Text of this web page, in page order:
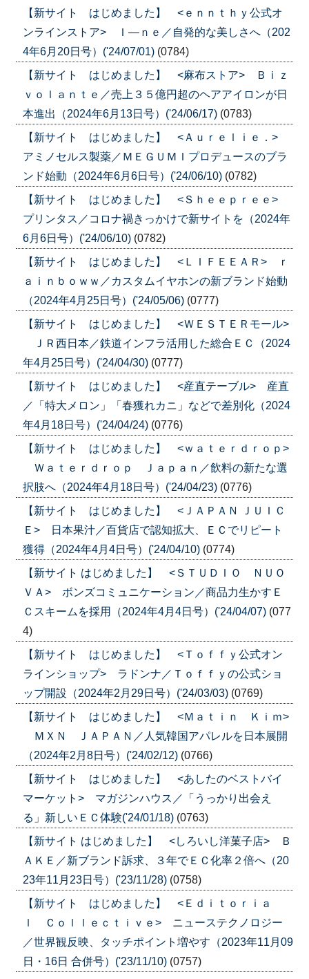
【新サイト はじめました】 <ｅｎｎｔｈｙ公式オ
ンラインストア> Ｉ―ｎｅ／自発的な美しさへ（202
4年6月20日号）('24/07/01) (0784)
【新サイト はじめました】 <麻布ストア> Ｂｉｚ
ｖｏｌａｎｔｅ／売上３５億円超のヘアアイロンが日
本進出（2024年6月13日号）('24/06/17) (0783)
【新サイト はじめました】 <Ａｕｒｅｌｉｅ．>
アミノセルス製薬／ＭＥＧＵＭＩプロデュースのブラ
ンド始動（2024年6月6日号）('24/06/10) (0782)
【新サイト はじめました】 <Ｓｈｅｅｐｒｅｅ>
プリンタス／コロナ禍きっかけで新サイトを（2024年
6月6日号）('24/06/10) (0782)
【新サイト はじめました】 <ＬＩＦＥＥＡＲ> ｒ
ａｉｎｂｏｗｗ／カスタムイヤホンの新ブランド始動
（2024年4月25日号）('24/05/06) (0777)
【新サイト はじめました】 <ＷＥＳＴＥＲモール>
ＪＲ西日本／鉄道インフラ活用した総合ＥＣ（2024
年4月25日号）('24/04/30) (0777)
【新サイト はじめました】 <産直テーブル> 産直
／「特大メロン」「春獲れカニ」などで差別化（2024
年4月18日号）('24/04/24) (0776)
【新サイト はじめました】 <ｗａｔｅｒｄｒｏｐ>
Ｗａｔｅｒｄｒｏｐ Ｊａｐａｎ／飲料の新たな選
択肢へ（2024年4月18日号）('24/04/23) (0776)
【新サイト はじめました】 <ＪＡＰＡＮ ＪＵＩＣ
Ｅ> 日本果汁／百貨店で認知拡大、ＥＣでリピート
獲得（2024年4月4日号）('24/04/10) (0774)
【新サイト はじめました】 <ＳＴＵＤＩＯ ＮＵＯ
ＶＡ> ボンズコミュニケーション／商品力生かすＥ
Ｃスキームを採用（2024年4月4日号）('24/04/07) (077
4)
【新サイト はじめました】 <Ｔｏｆｆｙ公式オン
ラインショップ> ラドンナ／Ｔｏｆｆｙの公式ショ
ップ開設（2024年2月29日号）('24/03/03) (0769)
【新サイト はじめました】 <Ｍａｔｉｎ Ｋｉｍ>
ＭＸＮ ＪＡＰＡＮ／人気韓国アパレルを日本展開
（2024年2月8日号）('24/02/12) (0766)
【新サイト はじめました】 <あしたのベストバイ
マーケット> マガジンハウス／「うっかり出会え
る」新しいＥＣ体験('24/01/18) (0763)
【新サイト はじめました】 <しろいし洋菓子店> Ｂ
ＡＫＥ／新ブランド訴求、３年でＥＣ化率２倍へ（20
23年11月23日号）('23/11/28) (0758)
【新サイト はじめました】 <Ｅｄｉｔｏｒｉａ
ｌ Ｃｏｌｌｅｃｔｉｖｅ> ニューステクノロジー
／世界観反映、タッチポイント増やす（2023年11月09
日・16日 合併号）('23/11/10) (0757)